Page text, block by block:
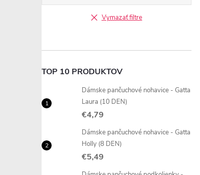
Vymazať filtre
TOP 10 PRODUKTOV
Dámske pančuchové nohavice - Gatta
Laura (10 DEN)
€4,79
Dámske pančuchové nohavice - Gatta
Holly (8 DEN)
€5,49